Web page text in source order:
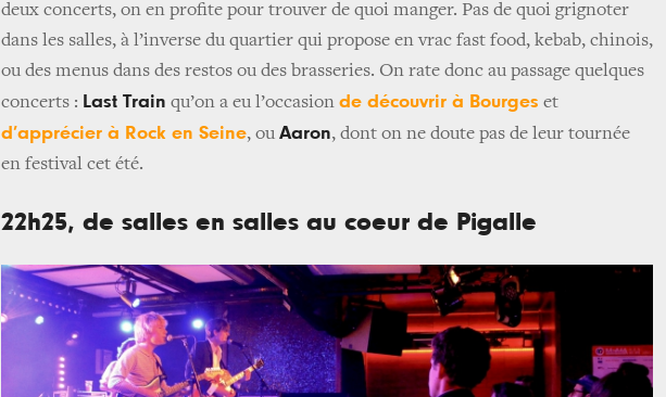
deux concerts, on en profite pour trouver de quoi manger. Pas de quoi grignoter
dans les salles, à l’inverse du quartier qui propose en vrac fast food, kebab, chinois,
ou des menus dans des restos ou des brasseries. On rate donc au passage quelques
concerts : Last Train qu’on a eu l’occasion de découvrir à Bourges et
d’apprécier à Rock en Seine, ou Aaron, dont on ne doute pas de leur tournée
en festival cet été.
22h25, de salles en salles au coeur de Pigalle